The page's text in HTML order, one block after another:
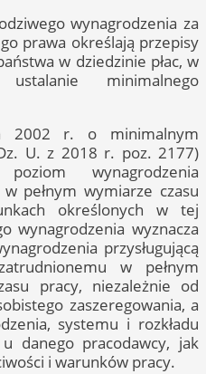
wynagrodzenia za
prawa określają przepisy
w dziedzinie płac, w
minimalnego
2002 r. o minimalnym
U. z 2018 r. poz. 2177)
wynagrodzenia
pełnym wymiarze czasu
określonych w tej
wynagrodzenia wyznacza
przysługującą
w pełnym
pracy, niezależnie od
zaszeregowania, a
systemu i rozkładu
danego pracodawcy, jak
i warunków pracy.